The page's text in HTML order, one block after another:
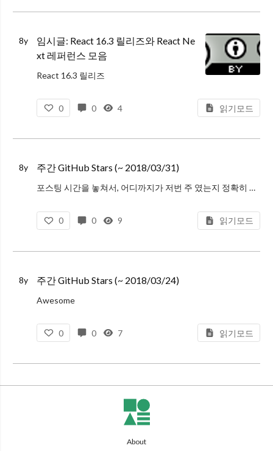
8y
임시글: React 16.3 릴리즈와 React Ne
xt 레퍼런스 모음
React 16.3 릴리즈
공식 블로그
UNSAFE_componentWillReceiveProps
UNSAFE_component
0 0 4 읽기모드
8y 주간 GitHub Stars (~ 2018/03/31)
포스팅 시간을 놓쳐서, 어디까지가 저번 주 였는지 정확히 기억나지 않는다 ㅠㅠ
ossu/computer-science: Open Source Society University의 CS 코스, 대학을 안가봐서 모르겠
0 0 9 읽기모드
8y 주간 GitHub Stars (~ 2018/03/24)
Awesome
GatsbyJS
0 0 7 읽기모드
About